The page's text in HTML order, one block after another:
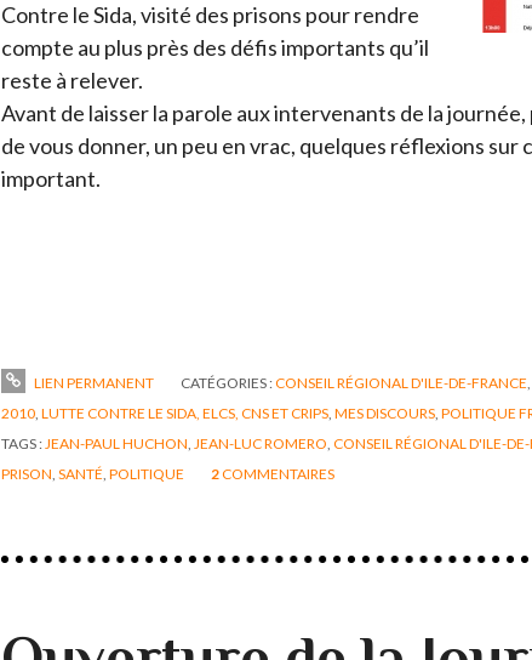
Contre le Sida, visité des prisons pour rendre
compte au plus près des défis importants qu’il
reste à relever.
Avant de laisser la parole aux intervenants de la
de vous donner, un peu en vrac, quelques réflexions sur
important.
LIEN PERMANENT CATÉGORIES :CONSEIL RÉGIONAL D'ILE-DE-FRANCE
2010 LUTTE CONTRE LE SIDA, ELCS, CNS ET CRIPS MES DISCOURS POLITIQUE
TAGS : JEAN-PAUL HUCHON JEAN-LUC ROMERO CONSEIL RÉGIONAL D'ILE-
PRISON SANTÉ POLITIQUE 2COMMENTAIRES